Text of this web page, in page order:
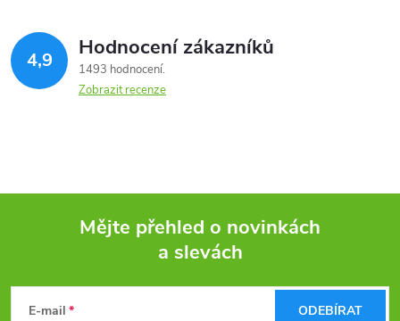
4,9 Hodnocení zákazníků
1493 hodnocení
Zobrazit recenze
Mějte přehled o novinkách
a slevách
E-mail ODEBÍRAT